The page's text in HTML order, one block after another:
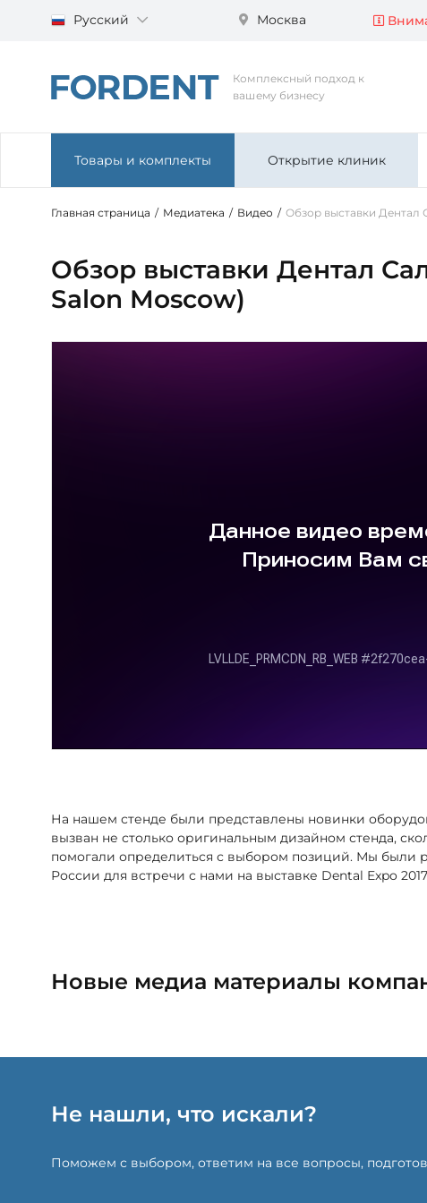
Русский Москва
Комплексный подход к
вашему бизнесу
Товары и комплекты Открытие клиник
Главная страница / Медиатека / Видео / Обзор выставки Дентал
Обзор выставки Дентал
Salon Moscow)
На нашем стенде были представлены новинки
вызван не столько оригинальным дизайном стенда,
помогали определиться с выбором позиций. Мы были
России для встречи с нами на выставке Dental Expo
Новые медиа материалы
Не нашли, что искали?
Поможем с выбором, ответим на все вопросы,